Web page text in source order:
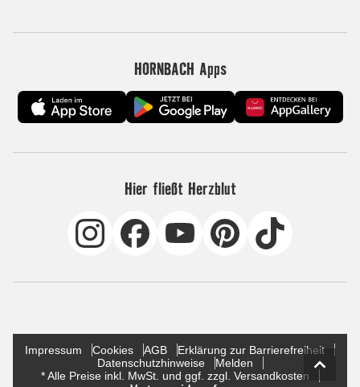
HORNBACH Apps
Hier fließt Herzblut
Impressum Cookies AGB
Erklärung zur Barrierefreiheit
Datenschutzhinweise
Melden
* Alle Preise inkl. MwSt. und ggf. zzgl. Versandkosten